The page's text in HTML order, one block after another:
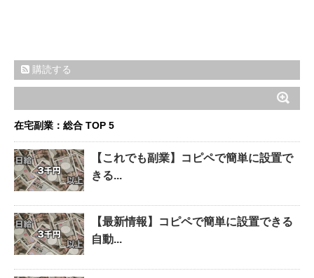
購読する
在宅副業：総合 TOP 5
【これでも副業】コピペで簡単に設置で
きる...
【最新情報】コピペで簡単に設置できる
自動...